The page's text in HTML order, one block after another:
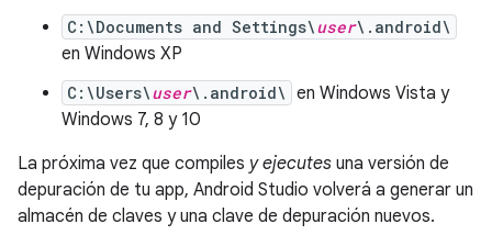
C:\Documents and Settings\user\.android\
en Windows XP
C:\Users\user\.android\ en Windows Vista y
Windows 7, 8 y 10
La próxima vez que compiles y ejecutes una versión de
depuración de tu app, Android Studio volverá a generar un
almacén de claves y una clave de depuración nuevos.